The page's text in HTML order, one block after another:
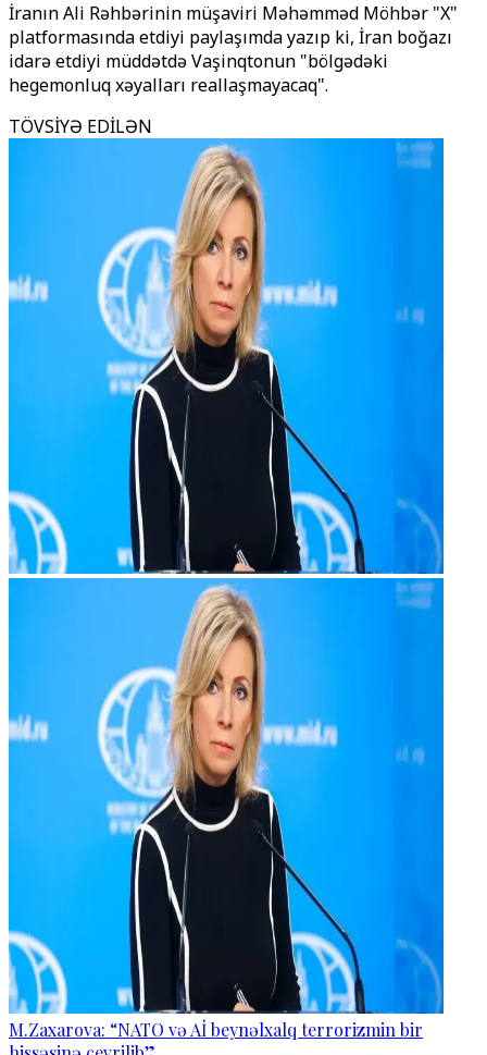
İranın Ali Rəhbərinin müşaviri Məhəmməd Möhbər "X"
platformasında etdiyi paylaşımda yazıp ki, İran boğazı
idarə etdiyi müddətdə Vaşinqtonun "bölgədəki
hegemonluq xəyalları reallaşmayacaq".
TÖVSİYƏ EDİLƏN
M.Zaxarova: “NATO və Aİ beynəlxalq terrorizmin bir